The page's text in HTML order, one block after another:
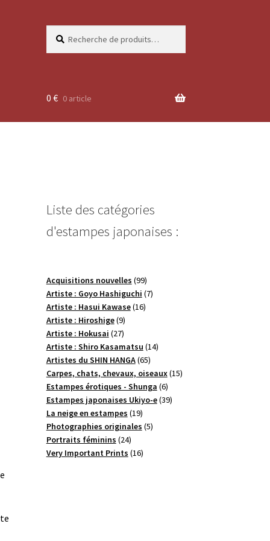
pour :
0 € 0 article
Liste des catégories
d'estampes japonaises :
Acquisitions nouvelles 9999
produits
Artiste : Goyo Hashiguchi 77
Artiste : Hasui Kawase 1616
Artiste : Hiroshige 99
produits
Artiste : Hokusai 2727
produits
Artiste : Shiro Kasamatsu 1414
Artistes du SHIN HANGA 6565
produits
Carpes, chats, chevaux, oiseaux 1515
Estampes érotiques - Shunga 66
produits
Estampes japonaises Ukiyo-e 3939
La neige en estampes 1919
produits
Photographies originales 55
Portraits féminins 2424
produits
Very Important Prints 1616